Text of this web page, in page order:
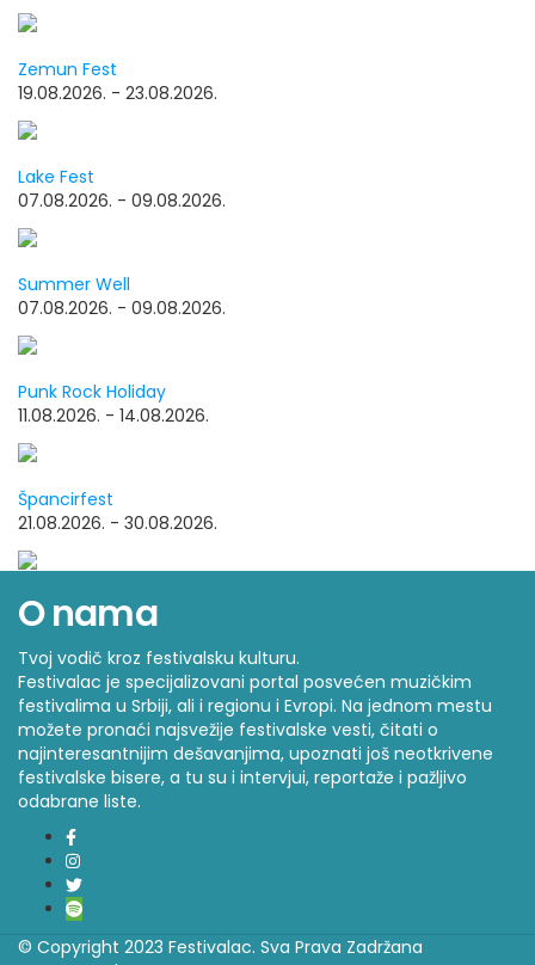
Zemun Fest
19.08.2026. - 23.08.2026.
Lake Fest
07.08.2026. - 09.08.2026.
Summer Well
07.08.2026. - 09.08.2026.
Punk Rock Holiday
11.08.2026. - 14.08.2026.
Špancirfest
21.08.2026. - 30.08.2026.
O nama
Tvoj vodič kroz festivalsku kulturu.
Festivalac je specijalizovani portal posvećen muzičkim
festivalima u Srbiji, ali i regionu i Evropi. Na jednom mestu
možete pronaći najsvežije festivalske vesti, čitati o
najinteresantnijim dešavanjima, upoznati još neotkrivene
festivalske bisere, a tu su i intervjui, reportaže i pažljivo
odabrane liste.
© Copyright 2023 Festivalac. Sva Prava Zadržana